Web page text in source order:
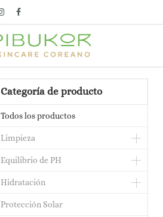
Categoría de producto
Todos los productos
Limpieza
Equilibrio de PH
Hidratación
Protección Solar